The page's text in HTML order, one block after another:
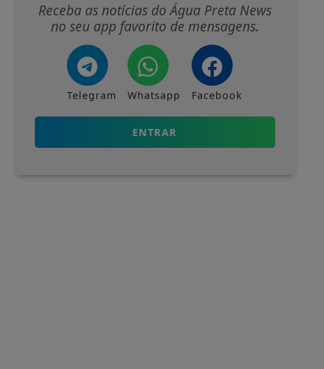
Receba as notícias do Água Preta News
no seu app favorito de mensagens.
Telegram Whatsapp Facebook
ENTRAR